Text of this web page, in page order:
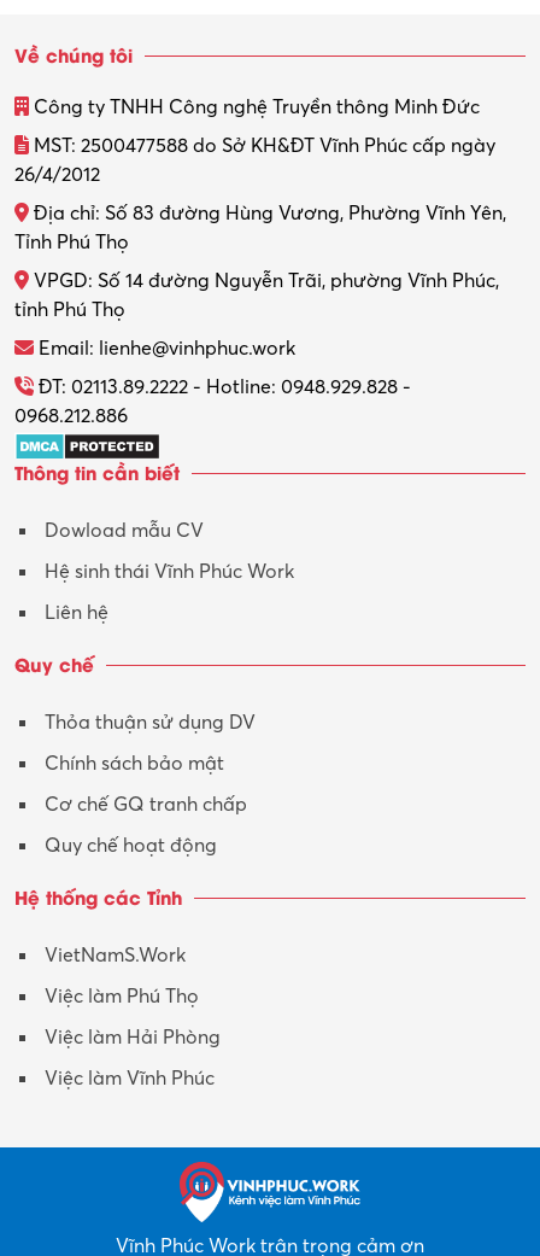
Về chúng tôi
Công ty TNHH Công nghệ Truyền thông Minh Đức
MST: 2500477588 do Sở KH&ĐT Vĩnh Phúc cấp ngày
26/4/2012
Địa chỉ: Số 83 đường Hùng Vương, Phường Vĩnh Yên,
Tỉnh Phú Thọ
VPGD: Số 14 đường Nguyễn Trãi, phường Vĩnh Phúc,
tỉnh Phú Thọ
Email: lienhe@vinhphuc.work
ĐT: 02113.89.2222 - Hotline: 0948.929.828 -
0968.212.886
Thông tin cần biết
Dowload mẫu CV
Hệ sinh thái Vĩnh Phúc Work
Liên hệ
Quy chế
Thỏa thuận sử dụng DV
Chính sách bảo mật
Cơ chế GQ tranh chấp
Quy chế hoạt động
Hệ thống các Tỉnh
VietNamS.Work
Việc làm Phú Thọ
Việc làm Hải Phòng
Việc làm Vĩnh Phúc
Vĩnh Phúc Work trân trọng cảm ơn